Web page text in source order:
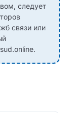
следует
связи или